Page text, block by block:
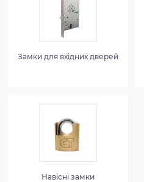
Замки для вхідних дверей
Навісні замки